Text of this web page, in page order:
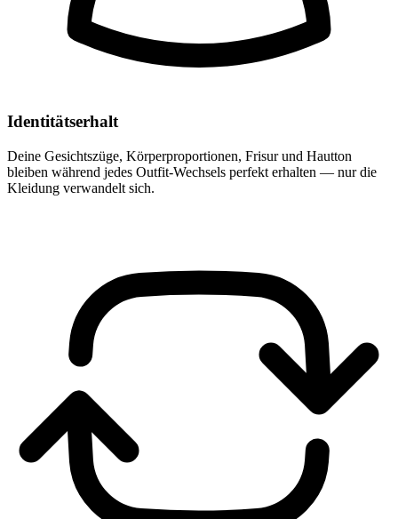
Identitätserhalt
Deine Gesichtszüge, Körperproportionen, Frisur und Hautton
bleiben während jedes Outfit-Wechsels perfekt erhalten — nur die
Kleidung verwandelt sich.